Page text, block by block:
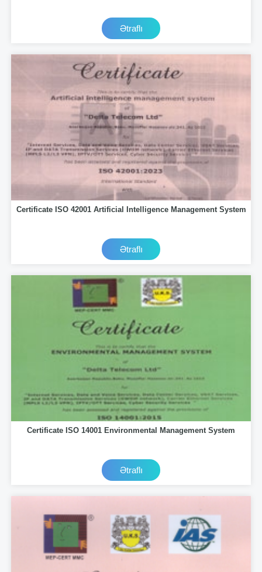
Ətraflı
Certificate ISO 42001 Artificial Intelligence Management System
Ətraflı
Certificate ISO 14001 Environmental Management System
Ətraflı